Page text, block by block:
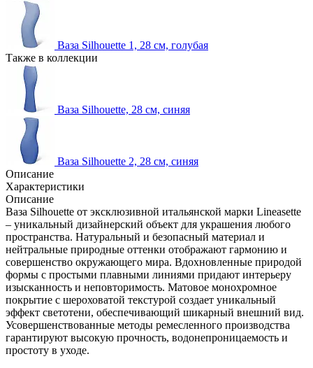
Ваза Silhouette 1, 28 см, голубая
Также в коллекции
Ваза Silhouette, 28 см, синяя
Ваза Silhouette 2, 28 см, синяя
Описание
Характеристики
Описание
Ваза Silhouette от эксклюзивной итальянской марки Lineasette
– уникальный дизайнерский объект для украшения любого
пространства. Натуральный и безопасный материал и
нейтральные природные оттенки отображают гармонию и
совершенство окружающего мира. Вдохновленные природой
формы с простыми плавными линиями придают интерьеру
изысканность и неповторимость. Матовое монохромное
покрытие с шероховатой текстурой создает уникальный
эффект светотени, обеспечивающий шикарный внешний вид.
Усовершенствованные методы ремесленного производства
гарантируют высокую прочность, водонепроницаемость и
простоту в уходе.